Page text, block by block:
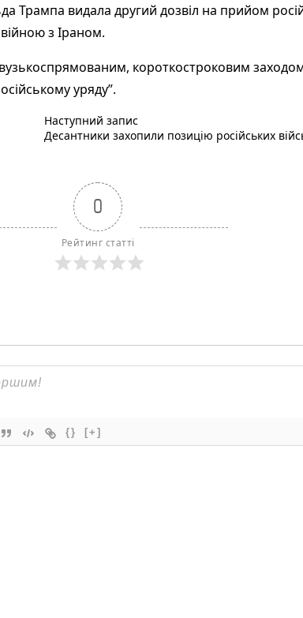
Трампа видала другий дозвіл на прийом
з Іраном.
короткостроковим
уряду”.
Наступний записНаступний пост :
Десантники захопили позицію російських
0
Рейтинг статті
{} [+]